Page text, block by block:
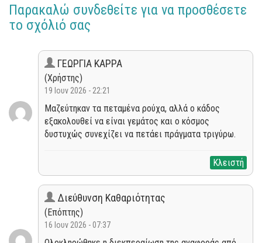
Παρακαλώ συνδεθείτε για να προσθέσετε
το σχόλιό σας
ΓΕΩΡΓΙΑ ΚΑΡΡΑ
(Χρήστης)
19 Ιουν 2026 - 22:21
Μαζεύτηκαν τα πεταμένα ρούχα, αλλά ο κάδος
εξακολουθεί να είναι γεμάτος και ο κόσμος
δυστυχώς συνεχίζει να πετάει πράγματα τριγύρω.
Κλειστή
Διεύθυνση Καθαριότητας
(Επόπτης)
16 Ιουν 2026 - 07:37